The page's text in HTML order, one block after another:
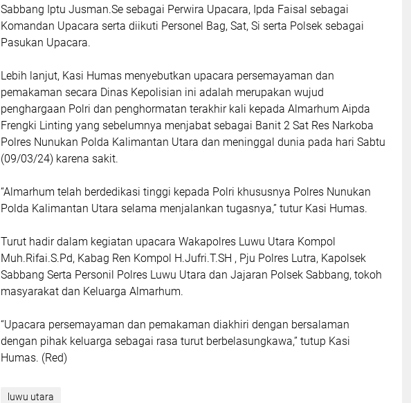
Sabbang Iptu Jusman.Se sebagai Perwira Upacara, Ipda Faisal sebagai
Komandan Upacara serta diikuti Personel Bag, Sat, Si serta Polsek sebagai
Pasukan Upacara.
Lebih lanjut, Kasi Humas menyebutkan upacara persemayaman dan
pemakaman secara Dinas Kepolisian ini adalah merupakan wujud
penghargaan Polri dan penghormatan terakhir kali kepada Almarhum Aipda
Frengki Linting yang sebelumnya menjabat sebagai Banit 2 Sat Res Narkoba
Polres Nunukan Polda Kalimantan Utara dan meninggal dunia pada hari Sabtu
(09/03/24) karena sakit.
“Almarhum telah berdedikasi tinggi kepada Polri khususnya Polres Nunukan
Polda Kalimantan Utara selama menjalankan tugasnya,” tutur Kasi Humas.
Turut hadir dalam kegiatan upacara Wakapolres Luwu Utara Kompol
Muh.Rifai.S.Pd, Kabag Ren Kompol H.Jufri.T.SH , Pju Polres Lutra, Kapolsek
Sabbang Serta Personil Polres Luwu Utara dan Jajaran Polsek Sabbang, tokoh
masyarakat dan Keluarga Almarhum.
“Upacara persemayaman dan pemakaman diakhiri dengan bersalaman
dengan pihak keluarga sebagai rasa turut berbelasungkawa,” tutup Kasi
Humas. (Red)
luwu utara